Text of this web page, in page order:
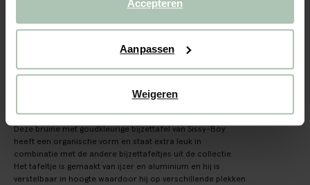
Accepteren
Aanpassen
Weigeren
Gratis verzending naar winkel
Deze bruine met goudkleurige bijzettafel van Sissy-Boy
heeft een organische vorm en staat extra leuk in
combinatie met de andere bijzettafeltjes uit de collectie.
Het tafeltje is gemaakt van ijzer en aluminium en hij is
verstelbaar in hoogte waardoor hij op verschillende plekken